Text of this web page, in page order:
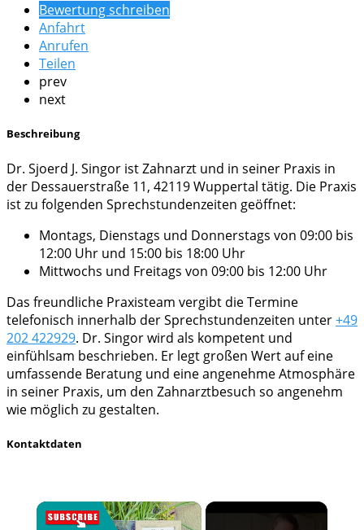
Bewertung schreiben
Anfahrt
Anrufen
Teilen
prev
next
Beschreibung
Dr. Sjoerd J. Singor ist Zahnarzt und in seiner Praxis in
der Dessauerstraße 11, 42119 Wuppertal tätig. Die Praxis
ist zu folgenden Sprechstundenzeiten geöffnet:
Montags, Dienstags und Donnerstags von 09:00 bis
12:00 Uhr und 15:00 bis 18:00 Uhr
Mittwochs und Freitags von 09:00 bis 12:00 Uhr
Das freundliche Praxisteam vergibt die Termine
telefonisch innerhalb der Sprechstundenzeiten unter+49
202 422929. Dr. Singor wird als kompetent und
einfühlsam beschrieben. Er legt großen Wert auf eine
umfassende Beratung und eine angenehme Atmosphäre
in seiner Praxis, um den Zahnarztbesuch so angenehm
wie möglich zu gestalten.
Kontaktdaten
×